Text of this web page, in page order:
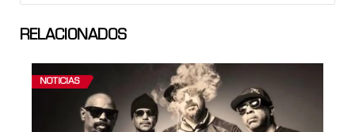
RELACIONADOS
NOTICIAS